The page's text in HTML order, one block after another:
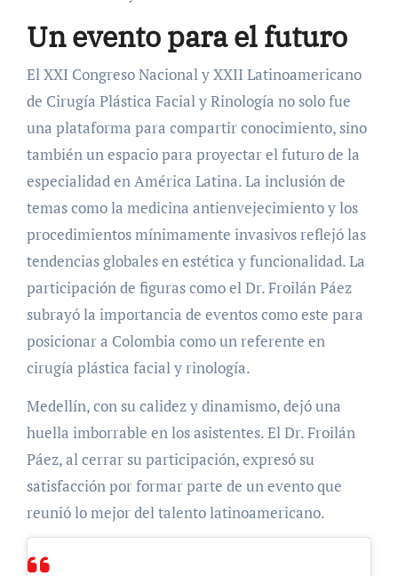
Un evento para el futuro
El XXI Congreso Nacional y XXII Latinoamericano
de Cirugía Plástica Facial y Rinología no solo fue
una plataforma para compartir conocimiento, sino
también un espacio para proyectar el futuro de la
especialidad en América Latina. La inclusión de
temas como la medicina antienvejecimiento y los
procedimientos mínimamente invasivos reflejó las
tendencias globales en estética y funcionalidad. La
participación de figuras como el Dr. Froilán Páez
subrayó la importancia de eventos como este para
posicionar a Colombia como un referente en
cirugía plástica facial y rinología.
Medellín, con su calidez y dinamismo, dejó una
huella imborrable en los asistentes. El Dr. Froilán
Páez, al cerrar su participación, expresó su
satisfacción por formar parte de un evento que
reunió lo mejor del talento latinoamericano.